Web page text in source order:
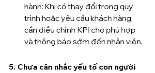
hành: Khi có thay đổi trong quy
trình hoặc yêu cầu khách hàng,
cần điều chỉnh KPI cho phù hợp
và thông báo sớm đến nhân viên.
5. Chưa cân nhắc yếu tố con người